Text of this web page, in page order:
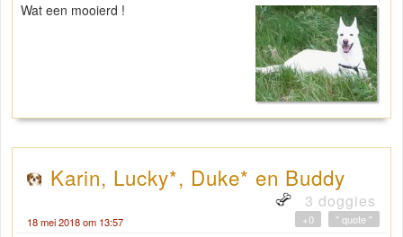
Wat een mooierd !
Karin, Lucky*, Duke* en Buddy
3 doggies
18 mei 2018 om 13:57 " quote "
+0